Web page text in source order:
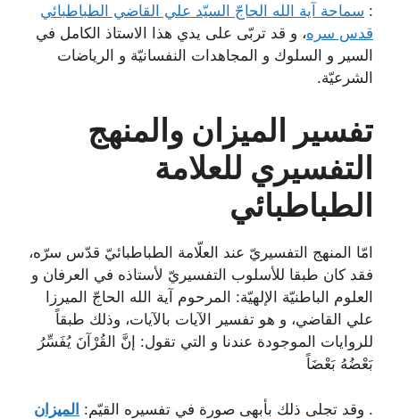
: سماحة آية الله الحاجّ السيّد علي القاضي الطباطبائي
قدس سره، و قد تربّى على يدي هذا الاستاذ الكامل في
السير و السلوك و المجاهدات النفسانيّة و الرياضات
الشرعيّة.
تفسير الميزان والمنهج
التفسيري للعلامة
الطباطبائي
امّا المنهج التفسيريّ عند العلّامة الطباطبائيّ قدّس سرّه،
فقد كان طبقا للأسلوب التفسيريّ لأستاذه في العرفان و
العلوم الباطنيّة الإلهيّة: المرحوم آية الله الحاجّ الميرزا
علي القاضي، و هو تفسير الآيات بالآيات، وذلك طبقاً
للروايات الموجودة عندنا و التي تقول: إنَّ القُرْآنَ يُفَسِّرُ
بَعْضُهُ بَعْضَاً
. وقد تجلى ذلك بأبهى صورة في تفسيره القيّم: الميزان